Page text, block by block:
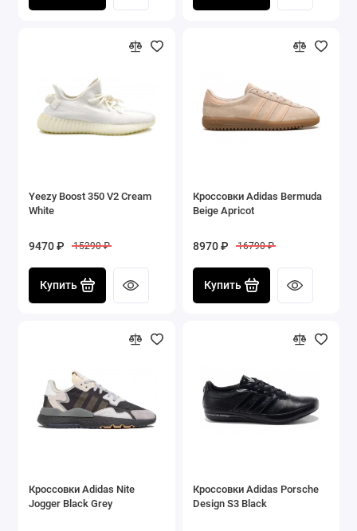
Yeezy Boost 350 V2 Cream
White
9470 ₽ 15290 ₽
Купить
Кроссовки Adidas Bermuda
Beige Apricot
8970 ₽ 16790 ₽
Купить
Кроссовки Adidas Nite
Jogger Black Grey
Кроссовки Adidas Porsche
Design S3 Black